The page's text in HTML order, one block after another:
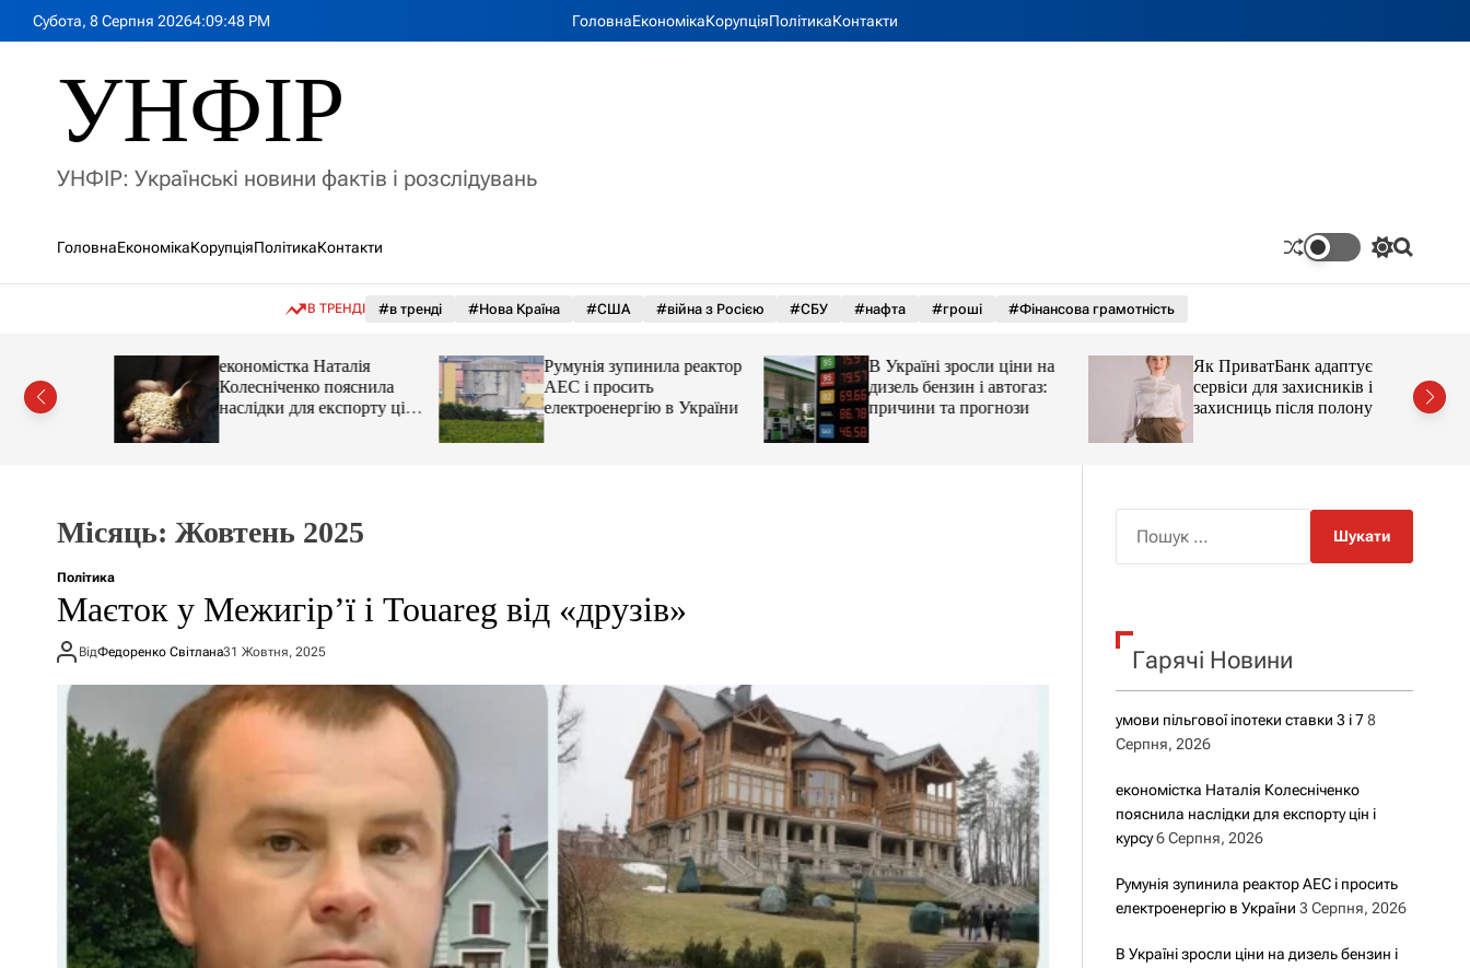
Субота, 8 Серпня 20264:09:50 PM ГоловнаЕкономікаКорупціяПолітикаКонтакти
УНФІР
УНФІР: Українські новини фактів і розслідувань
ГоловнаЕкономікаКорупціяПолітикаКонтакти
П
к
а
ч
р
о
у
П
В ТРЕНДІ #в тренді #Нова Країна #США #війна з Росією #СБУ #нафта #гроші #Фінансова грамотність
економістка Наталія
Колесніченко пояснила
наслідки для експорту цін і
курсу
Румунія зупинила реактор
АЕС і просить
електроенергію в України
В Україні зросли ціни на
дизель бензин і автогаз:
причини та прогнози
Як ПриватБанк адаптує
сервіси для захисників і
захисниць після полону
Місяць: Жовтень 2025
Політика
Маєток у Межигір’ї і Touareg від «друзів»
ВідФедоренко Світлана31 Жовтня, 2025
к
Гарячі Новини
умови пільгової іпотеки ставки 3 і 7 8
Серпня, 2026
економістка Наталія Колесніченко
пояснила наслідки для експорту цін і
курсу 6 Серпня, 2026
Румунія зупинила реактор АЕС і просить
електроенергію в України 3 Серпня, 2026
В Україні зросли ціни на дизель бензин і